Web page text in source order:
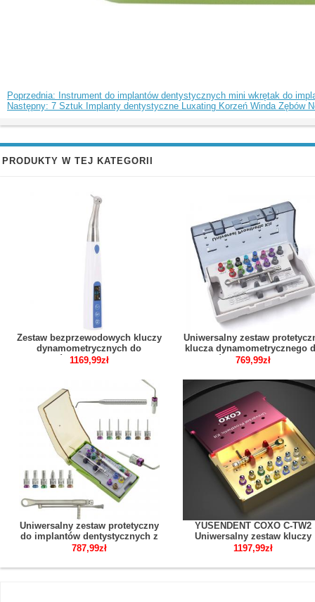
Poprzednia: Instrument do implantów dentystycznych mini wkrętak do
Następny: 7 Sztuk Implanty dentystyczne Luxating Korzeń Winda
PRODUKTY W TEJ KATEGORII
Zestaw bezprzewodowych kluczy
dynamometrycznych do
implantów elektrycznych z 16
1169,99zł
Uniwersalny zestaw
klucza dynamometrycznego
implantów dentystycznych z
769,99zł
Uniwersalny zestaw protetyczny
do implantów dentystycznych z
kluczem dynamometrycznym i
787,99zł
YUSENDENT COXO C-TW2
Uniwersalny zestaw kluczy
dynamometrycznych do
14 śrubokrętami
1197,99zł